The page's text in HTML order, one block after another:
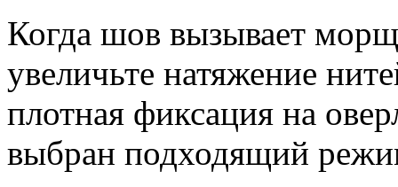
Когда шов вызывает
увеличьте натяжение
плотная фиксация на
выбран подходящий